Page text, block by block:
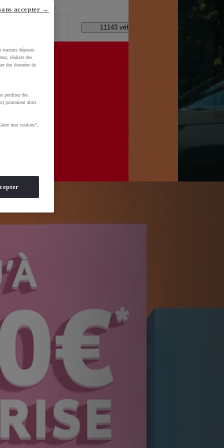
?
11143 véhicules disponibles
aVDI8UPDjklX-0hMNvj6Hr03teIhoCskwQAvD_BwE&gbraid=0AAAAADMU_rPROFq2-
déposés
réaliser des
des données de
perdriez des
pourraient alors
mes cookies",
accepter →